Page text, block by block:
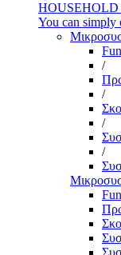
You can simply
/
/
/
/